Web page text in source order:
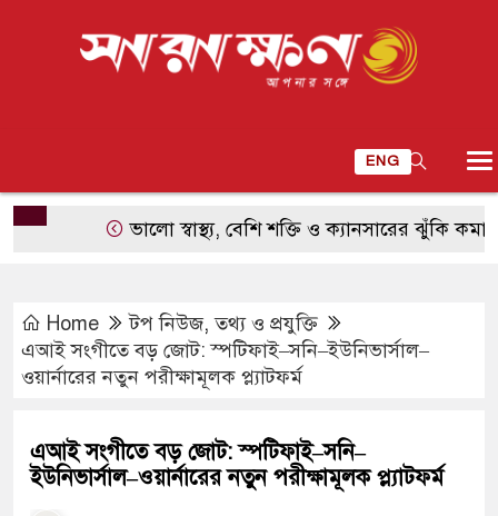
ENG
ভালো স্বাস্থ্য, বেশি শক্তি ও ক্যানসারের ঝুঁকি কমাতে
Home টপ নিউজ,তথ্য ও প্রযুক্তি
এআই সংগীতে বড় জোট: স্পটিফাই–সনি–ইউনিভার্সাল–
ওয়ার্নারের নতুন পরীক্ষামূলক প্ল্যাটফর্ম
এআই সংগীতে বড় জোট: স্পটিফাই–সনি–
ইউনিভার্সাল–ওয়ার্নারের নতুন পরীক্ষামূলক প্ল্যাটফর্ম